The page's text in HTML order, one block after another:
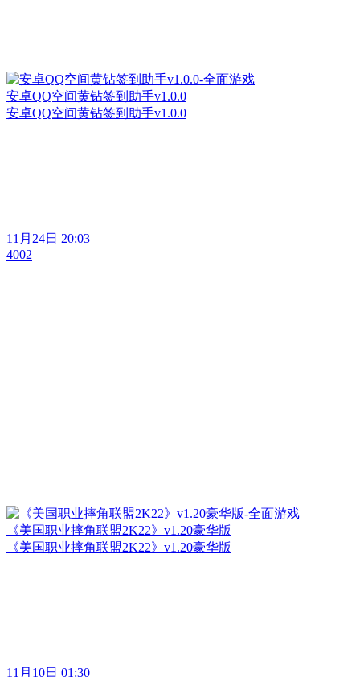
安卓QQ空间黄钻签到助手v1.0.0
安卓QQ空间黄钻签到助手v1.0.0
11月24日 20:03
4002
《美国职业摔角联盟2K22》v1.20豪华版
《美国职业摔角联盟2K22》v1.20豪华版
11月10日 01:30